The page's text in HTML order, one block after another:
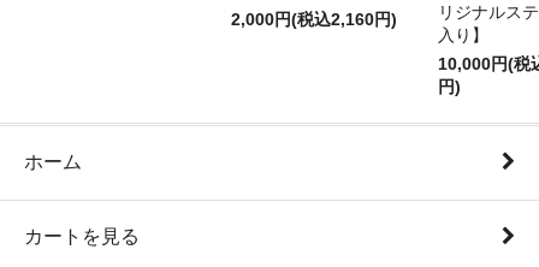
2,000円(税込2,160円)
リジナルス
入り】
10,000円(税
円)
ホーム
カートを見る